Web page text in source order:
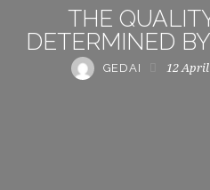
THE
DETERMINED
GEDAI 12 April